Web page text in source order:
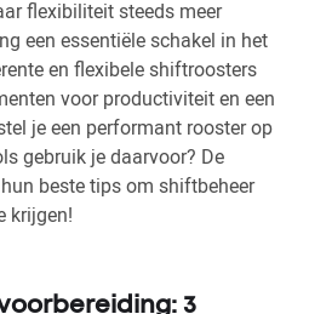
flexibiliteit steeds meer
een essentiële schakel in het
en flexibele shiftroosters
voor productiviteit en een
je een performant rooster op
gebruik je daarvoor? De
beste tips om shiftbeheer
krijgen!
3